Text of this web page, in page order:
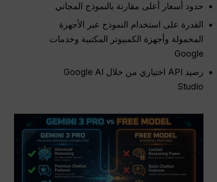
حدود أسعار أعلى مقارنة بالنموذج المجاني
القدرة على استخدام النموذج عبر الأجهزة
المحمولة وأجهزة الكمبيوتر المكتبية وخدمات
Google
رصيد API اختياري من خلال Google AI
Studio